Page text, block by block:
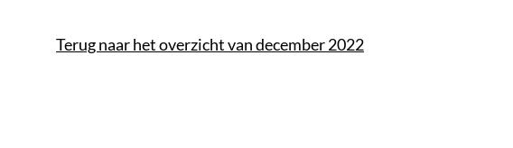
Terug naar het overzicht van december 2022